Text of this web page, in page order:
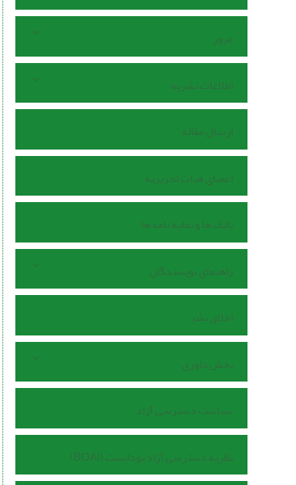
مرور
اطلاعات نشریه
ارسال مقاله
اعضای هیات تحریریه
بانک ها و نمایه نامه ها
راهنمای نویسندگان
اخلاق نشر
بخش داوری
سیاست دسترسی آزاد
نظریه دسترسی آزاد بوداپست (BOAI)